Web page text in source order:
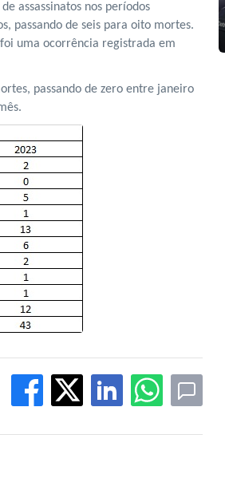
assassinatos nos períodos
passando de seis para oito mortes.
uma ocorrência registrada em
passando de zero entre janeiro